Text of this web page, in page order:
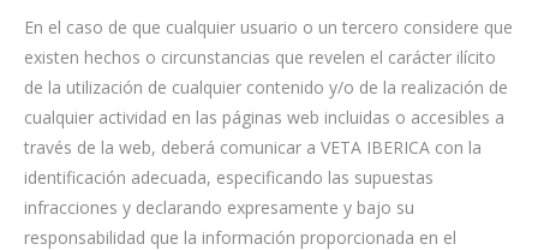
En el caso de que cualquier usuario o un tercero considere que
existen hechos o circunstancias que revelen el carácter ilícito
de la utilización de cualquier contenido y/o de la realización de
cualquier actividad en las páginas web incluidas o accesibles a
través de la web, deberá comunicar a VETA IBERICA con la
identificación adecuada, especificando las supuestas
infracciones y declarando expresamente y bajo su
responsabilidad que la información proporcionada en el